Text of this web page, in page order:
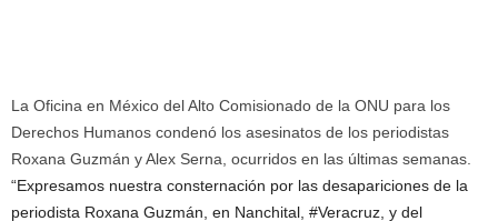
La Oficina en México del Alto Comisionado de la ONU para los
Derechos Humanos condenó los asesinatos de los periodistas
Roxana Guzmán y Alex Serna, ocurridos en las últimas semanas.
“Expresamos nuestra consternación por las desapariciones de la
periodista Roxana Guzmán, en Nanchital, #Veracruz, y del